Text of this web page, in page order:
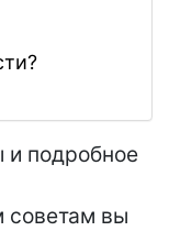
и подробное
советам вы